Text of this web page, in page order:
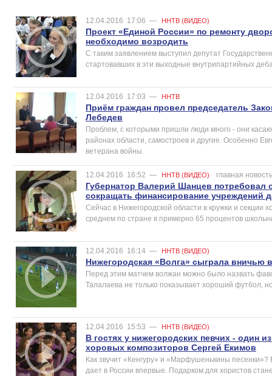
12.04.2016 17:06 — ННТВ (ВИДЕО)
Проект «Единой России» по ремонту
необходимо возродить
С таким заявлением выступил депутат
стартовавших в эти выходные внутрипартийных
12.04.2016 17:03 — ННТВ
Приём граждан провел председатель
Лебедев
Проблем, с которыми пришли люди много - они
районах области, самостроев и другие. Особенно
ветерана войны.
12.04.2016 16:52 — ННТВ (ВИДЕО) главная новость
Губернатор Валерий Шанцев потребовал
сокращать финансирование учреждений
Сейчас в Нижегородской области в кружки и секции
среднем по стране в примерно 65 процентов
12.04.2016 16:14 — ННТВ (ВИДЕО)
Нижегородская «Волга» сыграла вничью
Перед этим матчем волжан можно было назвать
Талалаева не только показывает хороший футбол,
12.04.2016 15:53 — ННТВ (ВИДЕО)
В гостях у нижегородских певчих - один
хоровых композиторов Сергей Екимов
Как звучит «Кенгуру» и «Марфушенькины
дает в России впервые. Подарком для хористов